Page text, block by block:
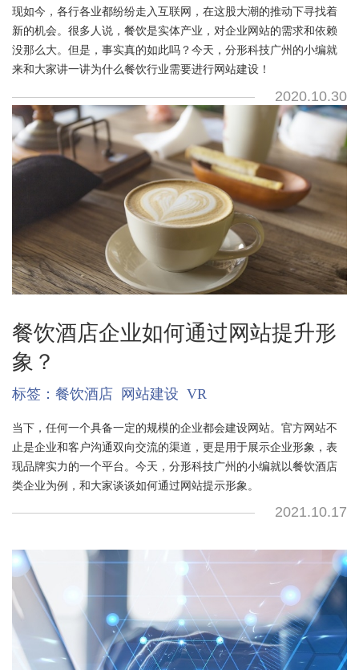
现如今，各行各业都纷纷走入互联网，在这股大潮的推动下寻找着
新的机会。很多人说，餐饮是实体产业，对企业网站的需求和依赖
没那么大。但是，事实真的如此吗？今天，分形科技广州的小编就
来和大家讲一讲为什么餐饮行业需要进行网站建设！
2020.10.30
餐饮酒店企业如何通过网站提升形
象？
标签： 餐饮酒店 网站建设 VR
当下，任何一个具备一定的规模的企业都会建设网站。官方网站不
止是企业和客户沟通双向交流的渠道，更是用于展示企业形象，表
现品牌实力的一个平台。今天，分形科技广州的小编就以餐饮酒店
类企业为例，和大家谈谈如何通过网站提示形象。
2021.10.17